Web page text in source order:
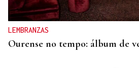
LEMBRANZAS
Ourense no tempo: álbum de